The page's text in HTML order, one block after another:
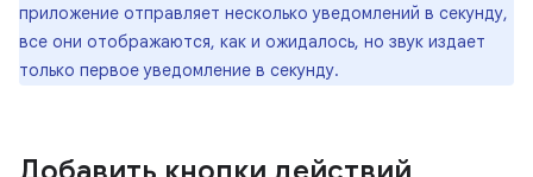
приложение отправляет несколько уведомлений в секунду,
все они отображаются, как и ожидалось, но звук издает
только первое уведомление в секунду.